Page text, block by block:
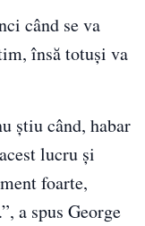
când se va
însă totuși va
știu când, habar
lucru și
foarte,
a spus George